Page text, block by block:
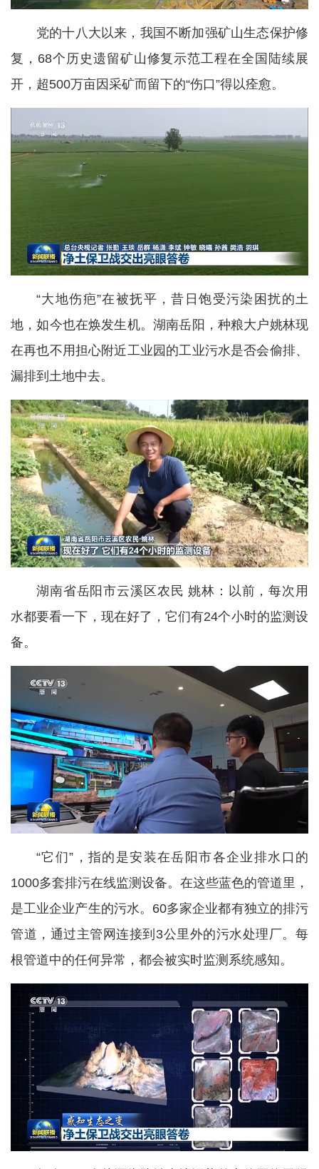
党的十八大以来，我国不断加强矿山生态保护修
复，68个历史遗留矿山修复示范工程在全国陆续展
开，超500万亩因采矿而留下的“伤口”得以痊愈。
“大地伤疤”在被抚平，昔日饱受污染困扰的土
地，如今也在焕发生机。湖南岳阳，种粮大户姚林现
在再也不用担心附近工业园的工业污水是否会偷排、
漏排到土地中去。
湖南省岳阳市云溪区农民 姚林：以前，每次用
水都要看一下，现在好了，它们有24个小时的监测设
备。
“它们”，指的是安装在岳阳市各企业排水口的
1000多套排污在线监测设备。在这些蓝色的管道里，
是工业企业产生的污水。60多家企业都有独立的排污
管道，通过主管网连接到3公里外的污水处理厂。每
根管道中的任何异常，都会被实时监测系统感知。